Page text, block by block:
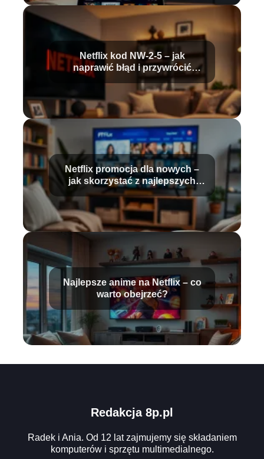
Netflix kod NW-2-5 – jak
naprawić błąd i przywrócić
dostęp?
Netflix promocja dla nowych –
jak skorzystać z najlepszych
ofert?
Najlepsze anime na Netflix – co
warto obejrzeć?
Redakcja 8p.pl
Radek i Ania. Od 12 lat zajmujemy się składaniem
komputerów i sprzętu multimedialnego.